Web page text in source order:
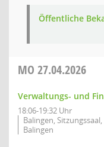
Öffentliche
MO 27.04.2026
Verwaltungs- und
18:06-19:32 Uhr
Balingen,
Balingen